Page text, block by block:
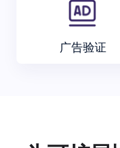
广告验证